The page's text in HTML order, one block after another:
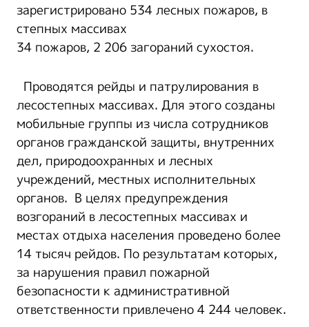
зарегистрировано 534 лесных пожаров, в
степных массивах
34 пожаров, 2 206 загораний сухостоя.
Проводятся рейды и патрулирования в
лесостепных массивах. Для этого созданы
мобильные группы из числа сотрудников
органов гражданской защиты, внутренних
дел, природоохранных и лесных
учреждений, местных исполнительных
органов. В целях предупреждения
возгораний в лесостепных массивах и
местах отдыха населения проведено более
14 тысяч рейдов. По результатам которых,
за нарушения правил пожарной
безопасности к административной
ответственности привлечено 4 244 человек.